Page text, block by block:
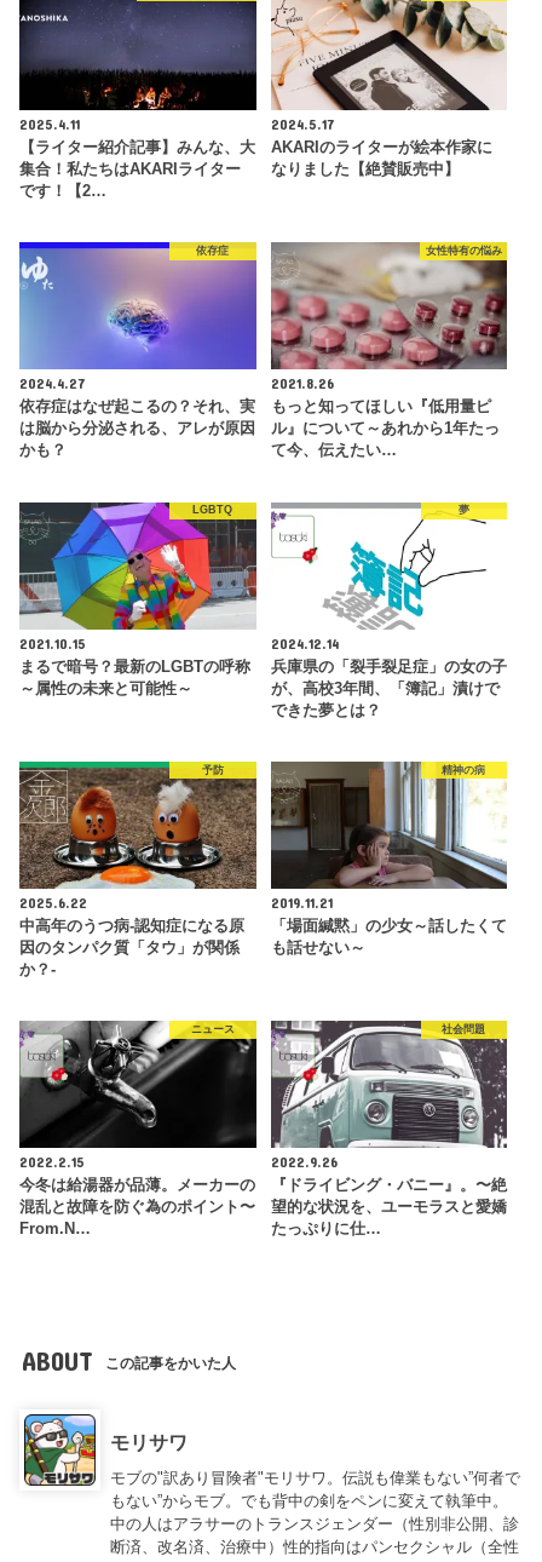
2025.4.11
【ライター紹介記事】みんな、大
集合！私たちはAKARIライター
です！【2…
2024.5.17
AKARIのライターが絵本作家に
なりました【絶賛販売中】
依存症
2024.4.27
依存症はなぜ起こるの？それ、実
は脳から分泌される、アレが原因
かも？
女性特有の悩み
2021.8.26
もっと知ってほしい『低用量ピ
ル』について～あれから1年たっ
て今、伝えたい…
LGBTQ
2021.10.15
まるで暗号？最新のLGBTの呼称
～属性の未来と可能性～
夢
2024.12.14
兵庫県の「裂手裂足症」の女の子
が、高校3年間、「簿記」漬けで
できた夢とは？
予防
2025.6.22
中高年のうつ病-認知症になる原
因のタンパク質「タウ」が関係
か？-
精神の病
2019.11.21
「場面緘黙」の少女～話したくて
も話せない～
ニュース
2022.2.15
今冬は給湯器が品薄。メーカーの
混乱と故障を防ぐ為のポイント〜
From.N…
社会問題
2022.9.26
『ドライビング・バニー』。〜絶
望的な状況を、ユーモラスと愛嬌
たっぷりに仕…
ABOUT この記事をかいた人
モリサワ
モブの"訳あり冒険者"モリサワ。伝説も偉業もない”何者で
もない”からモブ。でも背中の剣をペンに変えて執筆中。
中の人はアラサーのトランスジェンダー（性別非公開、診
断済、改名済、治療中）性的指向はパンセクシャル（全性